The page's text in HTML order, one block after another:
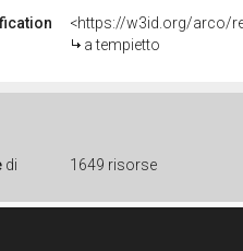
<https://w3id.org/arco/
a tempietto
di 1649 risorse